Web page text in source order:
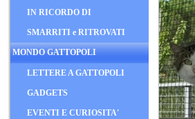
IN RICORDO DI
SMARRITI e RITROVATI
MONDO GATTOPOLI
LETTERE A GATTOPOLI
GADGETS
EVENTI E CURIOSITA'